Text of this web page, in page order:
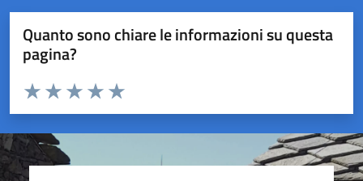
Quanto sono chiare le informazioni su questa
pagina?
Valuta da 1 a 5 stelle la pagina
Valuta 5 stelle su 5
Valuta 4 stelle su 5
Valuta 3 stelle su 5
Valuta 2 stelle su 5
Valuta 1 stelle su 5